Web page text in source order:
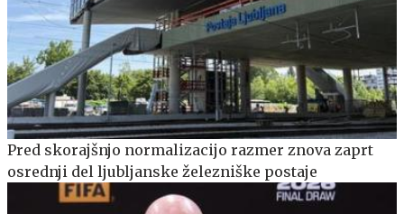
Pred skorajšnjo normalizacijo razmer znova zaprt
osrednji del ljubljanske železniške postaje